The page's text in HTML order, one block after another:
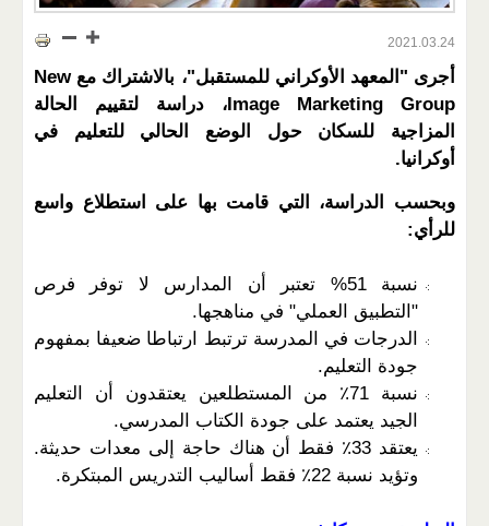
2021.03.24
أجرى "المعهد الأوكراني للمستقبل"، بالاشتراك مع New
Image Marketing Group، دراسة لتقييم الحالة
المزاجية للسكان حول الوضع الحالي للتعليم في
أوكرانيا.
وبحسب الدراسة، التي قامت بها على استطلاع واسع
للرأي:
نسبة 51% تعتبر أن المدارس لا توفر فرص
"التطبيق العملي" في مناهجها.
الدرجات في المدرسة ترتبط ارتباطا ضعيفا بمفهوم
جودة التعليم.
نسبة 71٪ من المستطلعين يعتقدون أن التعليم
الجيد يعتمد على جودة الكتاب المدرسي.
يعتقد 33٪ فقط أن هناك حاجة إلى معدات حديثة.
وتؤيد نسبة 22٪ فقط أساليب التدريس المبتكرة.